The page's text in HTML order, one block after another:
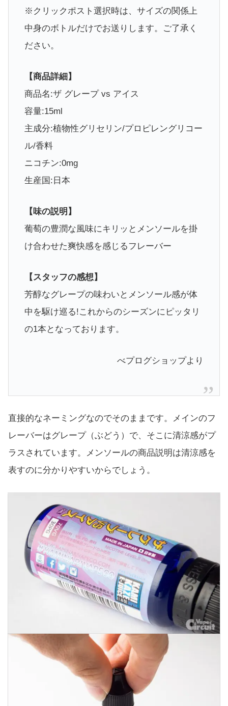
※クリックポスト選択時は、サイズの関係上
中身のボトルだけでお送りします。ご了承く
ださい。
【商品詳細】
商品名:ザ グレープ vs アイス
容量:15ml
主成分:植物性グリセリン/プロピレングリコー
ル/香料
ニコチン:0mg
生産国:日本
【味の説明】
葡萄の豊潤な風味にキリッとメンソールを掛
け合わせた爽快感を感じるフレーバー
【スタッフの感想】
芳醇なグレープの味わいとメンソール感が体
中を駆け巡る!これからのシーズンにピッタリ
の1本となっております。
べプログショップより
直接的なネーミングなのでそのままです。メインのフ
レーバーはグレープ（ぶどう）で、そこに清涼感がプ
ラスされています。メンソールの商品説明は清涼感を
表すのに分かりやすいからでしょう。